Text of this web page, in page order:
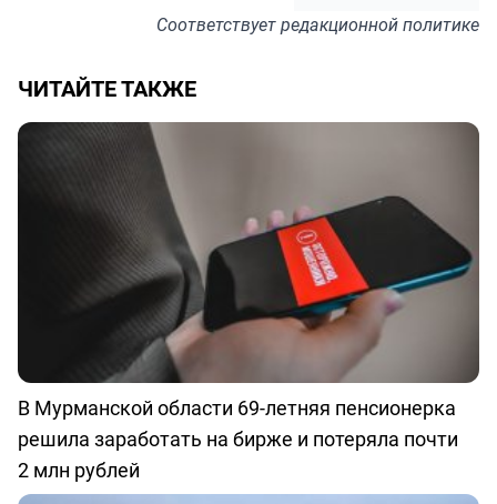
Соответствуетредакционной политике
ЧИТАЙТЕ ТАКЖЕ
В Мурманской области 69-летняя пенсионерка
решила заработать на бирже и потеряла почти
2 млн рублей